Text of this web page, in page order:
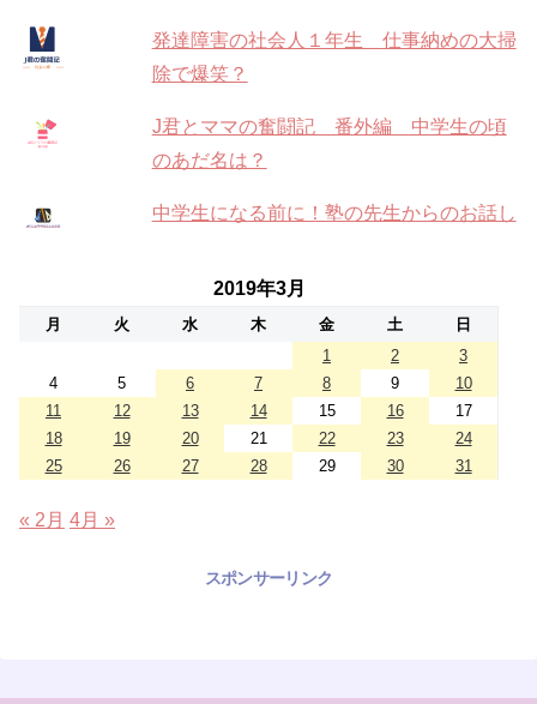
発達障害の社会人１年生 仕事納めの大掃
除で爆笑？
J君とママの奮闘記 番外編 中学生の頃
のあだ名は？
中学生になる前に！塾の先生からのお話し
2019年3月
月 火 水 木 金 土
日
1
2
3
4
5 6 7 8 9
10
11
12 13 14 15 16
17
18
19 20 21 22 23
24
25
26 27 28 29 30 31
« 2月 4月 »
スポンサーリンク